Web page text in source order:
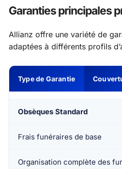
Garanties principales
Allianz offre une variété de
adaptées à différents profils
Type de Garantie
Obsèques Standard
Frais funéraires de base
Organisation complète des